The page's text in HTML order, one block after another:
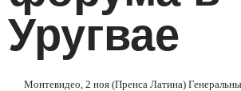
Уругвае
Монтевидео, 2 ноя (Пренса Латина)